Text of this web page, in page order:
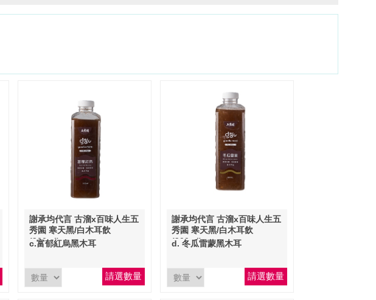
謝承均代言 古溜x百味人生五
秀園 寒天黑/白木耳飲
(900ml)
c.富郁紅烏黑木耳
請選數量
謝承均代言 古溜x百味人生五
秀園 寒天黑/白木耳飲
(900ml)
d. 冬瓜雷蒙黑木耳
請選數量